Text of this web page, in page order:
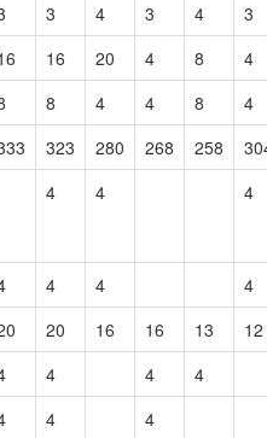
3 4 3 4
3
16 20 4 8
4
8 4 4 8
4
323 280 268 258
4 4 4
4 4
4
20 16 16 13
12
4 4
4
4
4